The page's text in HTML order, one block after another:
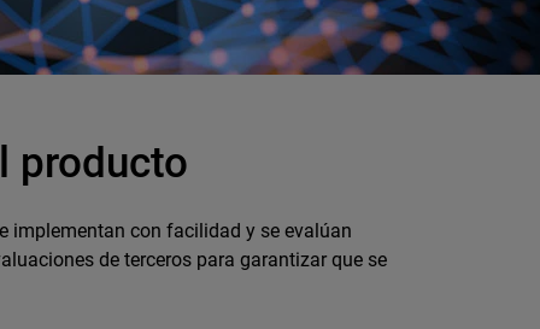
producto
implementan con facilidad y se evalúan
de terceros para garantizar que se